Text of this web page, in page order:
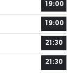
19:00
19:00
21:30
21:30